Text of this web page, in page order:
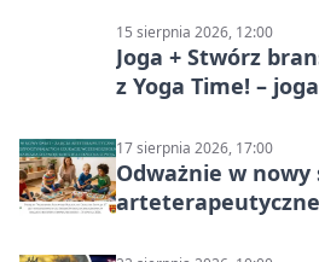
15 sierpnia 2026, 12:00
Joga + Stwórz
z Yoga Time! –
17 sierpnia 2026, 17:00
Odważnie w nowy
arteterapeutyczne